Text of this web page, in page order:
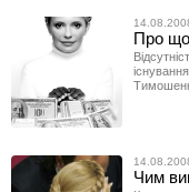
Про
Чим